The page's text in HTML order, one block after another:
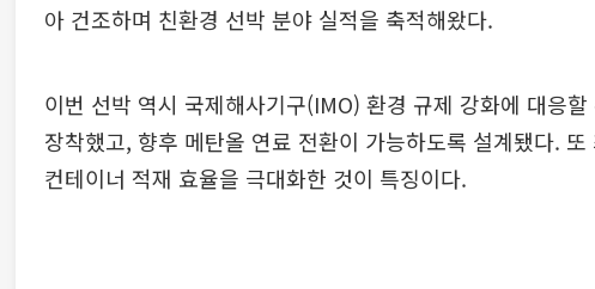
아 건조하며 친환경 선박 분야 실적을 축적해왔다.
이번 선박 역시 국제해사기구(IMO) 환경 규제 강화에 대응
장착했고, 향후 메탄올 연료 전환이 가능하도록 설계됐다.
컨테이너 적재 효율을 극대화한 것이 특징이다.